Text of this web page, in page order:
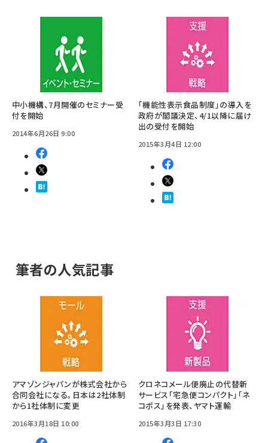
中小機構、7月開催のセミナー受
付を開始
2014年6月26日 9:00
「機能性表示食品制度」の導入を
政府が閣議決定、4/1以降に届け
出の受付を開始
2015年3月4日 12:00
筆者の人気記事
アマゾンジャパンが株式会社から
合同会社になる。日本は2社体制
から1社体制に変更
2016年3月18日 10:00
クロネコメール便廃止の代替新
サービス「宅急便コンパクト」「ネ
コポス」を発表、ヤマト運輸
2015年3月3日 17:30